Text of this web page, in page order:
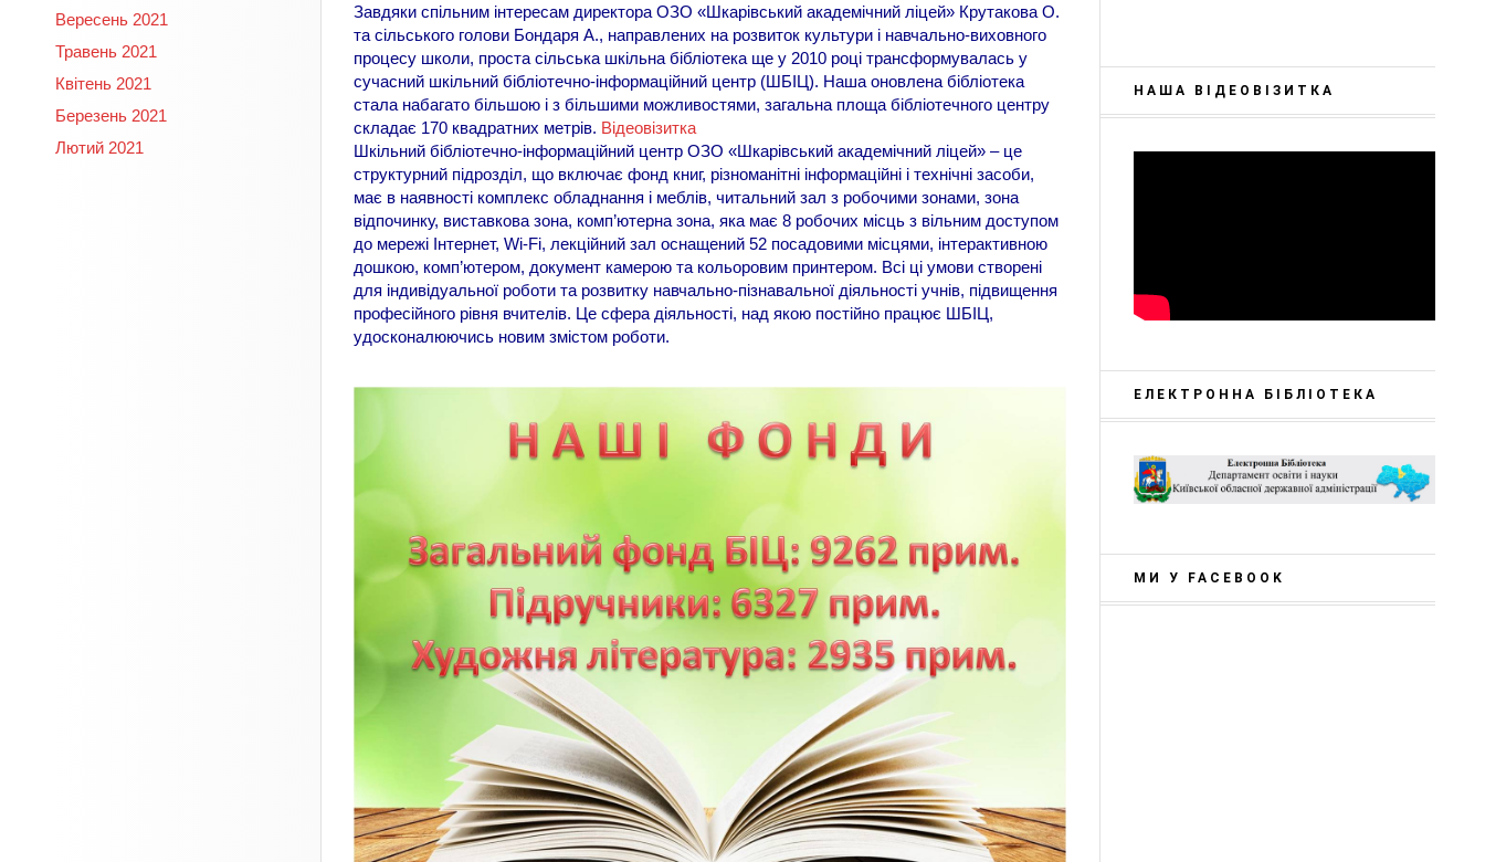
Вересень 2021
Травень 2021
Квітень 2021
Березень 2021
Лютий 2021
Завдяки спільним інтересам директора ОЗО «Шкарівський академічний ліцей» Крутакова О.
та сільського голови Бондаря А., направлених на розвиток культури і навчально-виховного
процесу школи, проста сільська шкільна бібліотека ще у 2010 році трансформувалась у
сучасний шкільний бібліотечно-інформаційний центр (ШБІЦ). Наша оновлена бібліотека
стала набагато більшою і з більшими можливостями, загальна площа бібліотечного центру
складає 170 квадратних метрів. Відеовізитка
Шкільний бібліотечно-інформаційний центр ОЗО «Шкарівський академічний ліцей» – це
структурний підрозділ, що включає фонд книг, різноманітні інформаційні і технічні засоби,
має в наявності комплекс обладнання і меблів, читальний зал з робочими зонами, зона
відпочинку, виставкова зона, комп’ютерна зона, яка має 8 робочих місць з вільним доступом
до мережі Інтернет, Wi-Fi, лекційний зал оснащений 52 посадовими місцями, інтерактивною
дошкою, комп’ютером, документ камерою та кольоровим принтером. Всі ці умови створені
для індивідуальної роботи та розвитку навчально-пізнавальної діяльності учнів, підвищення
професійного рівня вчителів. Це сфера діяльності, над якою постійно працює ШБІЦ,
удосконалюючись новим змістом роботи.
НАША ВІДЕОВІЗИТКА
ЕЛЕКТРОННА БІБЛІОТЕКА
МИ У FACEBOOK